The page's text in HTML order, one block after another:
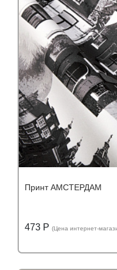
Состав:полиэстер
Принт АМСТЕРДАМ
473 Р (Цена интернет-